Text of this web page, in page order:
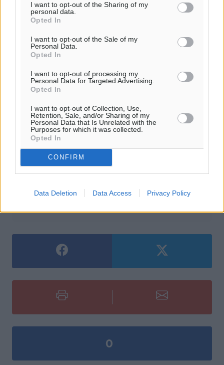
I want to opt-out of the Sharing of my
personal data.
Opted In
I want to opt-out of the Sale of my
Personal Data.
Opted In
I want to opt-out of processing my
Personal Data for Targeted Advertising.
Opted In
I want to opt-out of Collection, Use,
Retention, Sale, and/or Sharing of my
Personal Data that Is Unrelated with the
Purposes for which it was collected.
Opted In
CONFIRM
Data Deletion Data Access Privacy Policy
προγράμματος εναρμόνισης των δημοτικών, βρεφικών
και βρεφονηπιακών σταθμών με το νέο θεσμικό πλαίσιο
και όρους καταλληλότητας για τη χορήγηση άδειας
ίδρυσης και λειτουργίας τους. Ο προϋπολογισμός
εθνικούς πόρους και με ποσό ανά σταθμό μέχρι 50.000
ευρώ.
πηγή iefimerida.gr
Δείτε περισσότερα άρθρα μας στα αποτελέσματα αναζήτησης
Add Dimokratiki.gr on Google ↗
Ακολουθήστε μας στο Google News ★ ↗
0